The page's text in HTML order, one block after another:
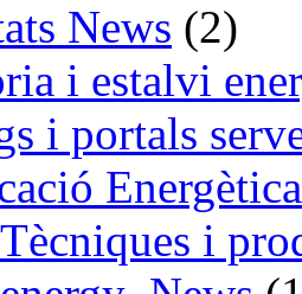
News (2)
i estalvi
i portals
i